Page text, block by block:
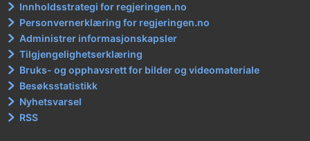
Innholdsstrategi for regjeringen.no
Personvernerklæring for regjeringen.no
Administrer informasjonskapsler
Tilgjengelighetserklæring
Bruks- og opphavsrett for bilder og videomateriale
Besøksstatistikk
Nyhetsvarsel
RSS